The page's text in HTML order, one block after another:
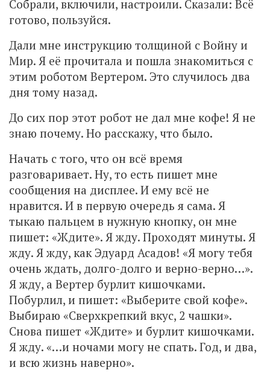
Собрали, включили, настроили. Сказали: Всё
готово, пользуйся.
Дали мне инструкцию толщиной с Войну и
Мир. Я её прочитала и пошла знакомиться с
этим роботом Вертером. Это случилось два
дня тому назад.
До сих пор этот робот не дал мне кофе! Я не
знаю почему. Но расскажу, что было.
Начать с того, что он всё время
разговаривает. Ну, то есть пишет мне
сообщения на дисплее. И ему всё не
нравится. И в первую очередь я сама. Я
тыкаю пальцем в нужную кнопку, он мне
пишет: «Ждите». Я жду. Проходят минуты. Я
жду. Я жду, как Эдуард Асадов! «Я могу тебя
очень ждать, долго-долго и верно-верно…».
Я жду, а Вертер бурлит кишочками.
Побурлил, и пишет: «Выберите свой кофе».
Выбираю «Сверхкрепкий вкус, 2 чашки».
Снова пишет «Ждите» и бурлит кишочками.
Я жду. «…и ночами могу не спать. Год, и два,
и всю жизнь наверно».